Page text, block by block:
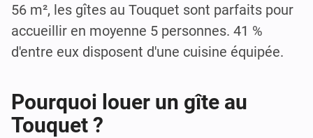
56 m², les gîtes au Touquet sont parfaits pour
accueillir en moyenne 5 personnes. 41 %
d'entre eux disposent d'une cuisine équipée.
Pourquoi louer un gîte au
Touquet ?